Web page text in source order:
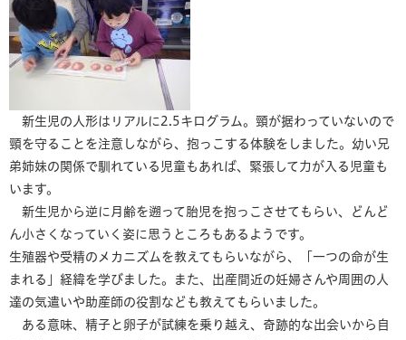
新生児の人形はリアルに2.5キログラム。頸が据わっていないので
頸を守ることを注意しながら、抱っこする体験をしました。幼い兄
弟姉妹の関係で馴れている児童もあれば、緊張して力が入る児童も
います。
新生児から逆に月齢を遡って胎児を抱っこさせてもらい、どんど
ん小さくなっていく姿に思うところもあるようです。
生殖器や受精のメカニズムを教えてもらいながら、「一つの命が生
まれる」経緯を学びました。また、出産間近の妊婦さんや周囲の人
達の気遣いや助産師の役割なども教えてもらいました。
ある意味、精子と卵子が試練を乗り越え、奇跡的な出会いから自